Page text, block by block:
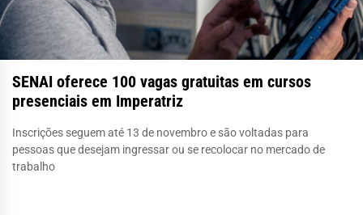
SENAI oferece 100 vagas gratuitas em cursos
presenciais em Imperatriz
Inscrições seguem até 13 de novembro e são voltadas para
pessoas que desejam ingressar ou se recolocar no mercado de
trabalho